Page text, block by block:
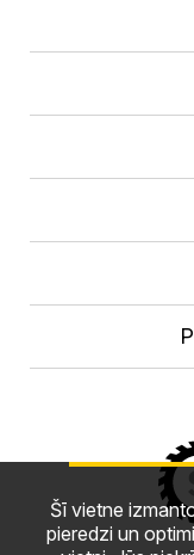
Šī vietne
pieredzi un